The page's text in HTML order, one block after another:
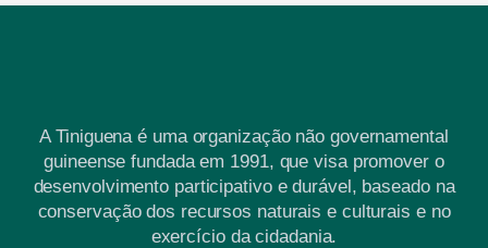
A Tiniguena é uma organização não governamental
guineense fundada em 1991, que visa promover o
desenvolvimento participativo e durável, baseado na
conservação dos recursos naturais e culturais e no
exercício da cidadania.